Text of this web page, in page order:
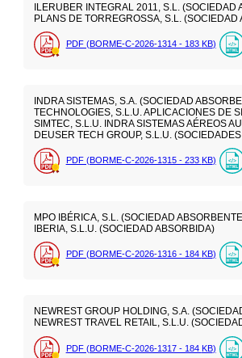
ILERUBER INTEGRAL 2011, S.L. (SOCIEDAD
PLANS DE TORREGROSSA, S.L. (SOCIEDAD
PDF (BORME-C-2026-1314 - 183 KB)
INDRA SISTEMAS, S.A. (SOCIEDAD
TECHNOLOGIES, S.L.U. APLICACIONES DE
SIMTEC, S.L.U. INDRA SISTEMAS AÉREOS
DEUSER TECH GROUP, S.L.U.
PDF (BORME-C-2026-1315 - 233 KB)
MPO IBÉRICA, S.L. (SOCIEDAD
IBERIA, S.L.U. (SOCIEDAD ABSORBIDA)
PDF (BORME-C-2026-1316 - 184 KB)
NEWREST GROUP HOLDING, S.A.
NEWREST TRAVEL RETAIL, S.L.U.
PDF (BORME-C-2026-1317 - 184 KB)